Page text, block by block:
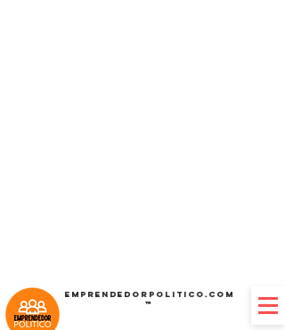
Emprendedorpolitico.com
™